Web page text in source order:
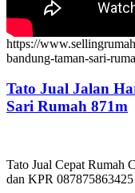
https://
bandung-taman-sari-
Tato Jual Jalan
Sari Rumah 871m
Tato Jual Cepat Rumah
dan KPR 087875863425